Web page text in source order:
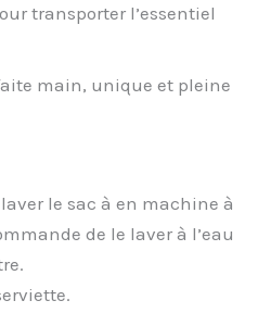
transporter l’essentiel
main, unique et pleine
le sac à en machine à
de le laver à l’eau